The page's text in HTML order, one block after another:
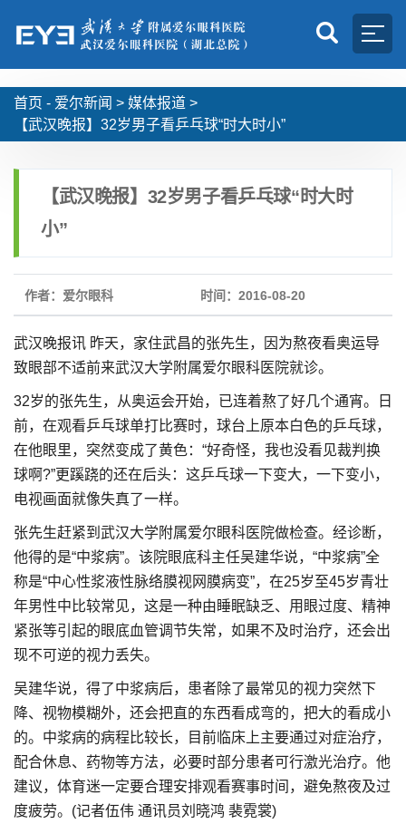
首页 - 爱尔新闻 > 媒体报道 >
【武汉晚报】32岁男子看乒乓球“时大时小”
【武汉晚报】32岁男子看乒乓球“时大时
小”
作者：爱尔眼科 时间：2016-08-20
武汉晚报讯 昨天，家住武昌的张先生，因为熬夜看奥运导
致眼部不适前来武汉大学附属爱尔眼科医院就诊。
32岁的张先生，从奥运会开始，已连着熬了好几个通宵。日
前，在观看乒乓球单打比赛时，球台上原本白色的乒乓球，
在他眼里，突然变成了黄色：“好奇怪，我也没看见裁判换
球啊?”更蹊跷的还在后头：这乒乓球一下变大，一下变小，
电视画面就像失真了一样。
张先生赶紧到武汉大学附属爱尔眼科医院做检查。经诊断，
他得的是“中浆病”。该院眼底科主任吴建华说，“中浆病”全
称是“中心性浆液性脉络膜视网膜病变”，在25岁至45岁青壮
年男性中比较常见，这是一种由睡眠缺乏、用眼过度、精神
紧张等引起的眼底血管调节失常，如果不及时治疗，还会出
现不可逆的视力丢失。
吴建华说，得了中浆病后，患者除了最常见的视力突然下
降、视物模糊外，还会把直的东西看成弯的，把大的看成小
的。中浆病的病程比较长，目前临床上主要通过对症治疗，
配合休息、药物等方法，必要时部分患者可行激光治疗。他
建议，体育迷一定要合理安排观看赛事时间，避免熬夜及过
度疲劳。(记者伍伟 通讯员刘晓鸿 裴霓裳)